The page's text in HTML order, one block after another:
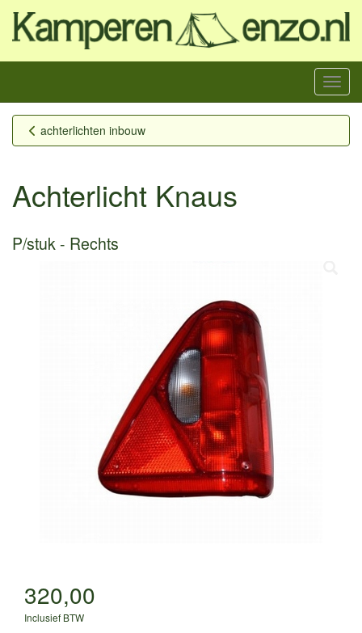
Menu
achterlichten inbouw
Achterlicht Knaus
P/stuk Rechts
320,00
Inclusief BTW